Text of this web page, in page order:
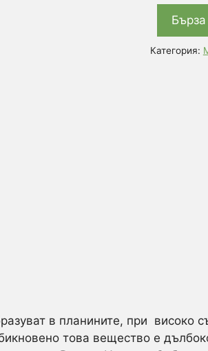
Brakshun
масло
Категория:
в планините, при високо
това вещество е